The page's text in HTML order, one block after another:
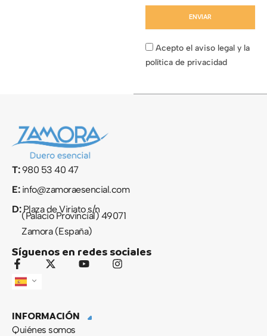
Acepto el aviso legal y la
política de privacidad
ENVIAR
T:980 53 40 47
E:info@zamoraesencial.com
D:Plaza de Viriato s/n
(Palacio Provincial) 49071
Zamora (España)
Síguenos en redes sociales
F
c
o
o
X
t
t
Y
b
I
INFORMACIÓN
Quiénes somos